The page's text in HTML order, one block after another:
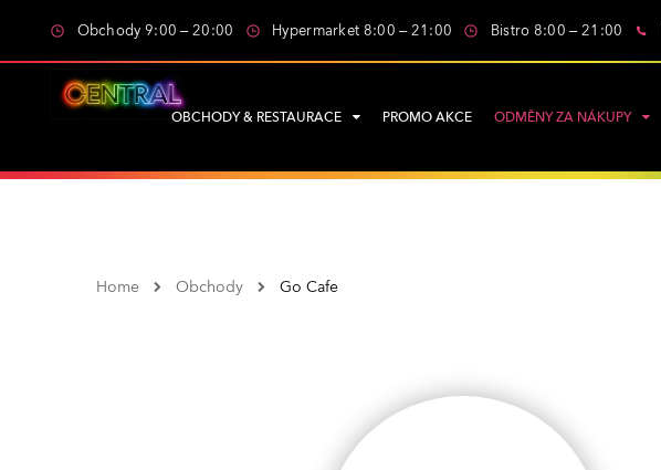
Obchody 9:00 – 20:00 Hypermarket 8:00 – 21:00 Bistro 8:00 – 21:00
OBCHODY & RESTAURACE PROMO AKCE ODMĚNY ZA NÁKUPY
Home Obchody Go Cafe